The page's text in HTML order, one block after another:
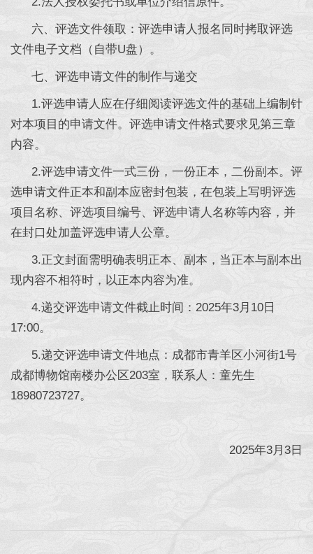
六、评选文件领取：评选申请人报名同时拷取评选
文件电子文档（自带U盘）。
七、评选申请文件的制作与递交
1.评选申请人应在仔细阅读评选文件的基础上编制针
对本项目的申请文件。评选申请文件格式要求见第三章
内容。
2.评选申请文件一式三份，一份正本，二份副本。评
选申请文件正本和副本应密封包装，在包装上写明评选
项目名称、评选项目编号、评选申请人名称等内容，并
在封口处加盖评选申请人公章。
3.正文封面需明确表明正本、副本，当正本与副本出
现内容不相符时，以正本内容为准。
4.递交评选申请文件截止时间：2025年3月10日
17:00。
5.递交评选申请文件地点：成都市青羊区小河街1号
成都博物馆南楼办公区203室，联系人：童先生
18980723727。
2025年3月3日